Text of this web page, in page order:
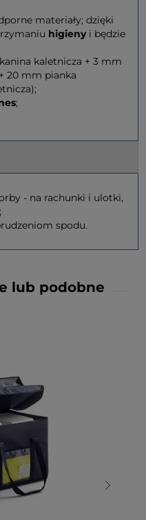
materiały; dzięki
higienyi będzie
kaletnicza + 3 mm
20 mm pianka
;
- na rachunki i ulotki,
spodu.
lub podobne